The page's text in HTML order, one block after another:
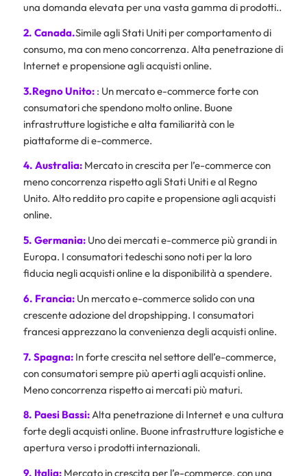
una domanda elevata per una vasta gamma di prodotti..
2. Canada.Simile agli Stati Uniti per comportamento di
consumo, ma con meno concorrenza. Alta penetrazione di
Internet e propensione agli acquisti online.
3.Regno Unito: : Un mercato e-commerce forte con
consumatori che spendono molto online. Buone
infrastrutture logistiche e alta familiarità con le
piattaforme di e-commerce.
4. Australia: Mercato in crescita per l’e-commerce con
meno concorrenza rispetto agli Stati Uniti e al Regno
Unito. Alto reddito pro capite e propensione agli acquisti
online.
5. Germania: Uno dei mercati e-commerce più grandi in
Europa. I consumatori tedeschi sono noti per la loro
fiducia negli acquisti online e la disponibilità a spendere.
6. Francia: Un mercato e-commerce solido con una
crescente adozione del dropshipping. I consumatori
francesi apprezzano la convenienza degli acquisti online.
7. Spagna: In forte crescita nel settore dell’e-commerce,
con consumatori sempre più aperti agli acquisti online.
Meno concorrenza rispetto ai mercati più maturi.
8. Paesi Bassi:Alta penetrazione di Internet e una cultura
forte degli acquisti online. Buone infrastrutture logistiche e
apertura verso i prodotti internazionali.
9. Italia: Mercato in crescita per l’e-commerce, con una